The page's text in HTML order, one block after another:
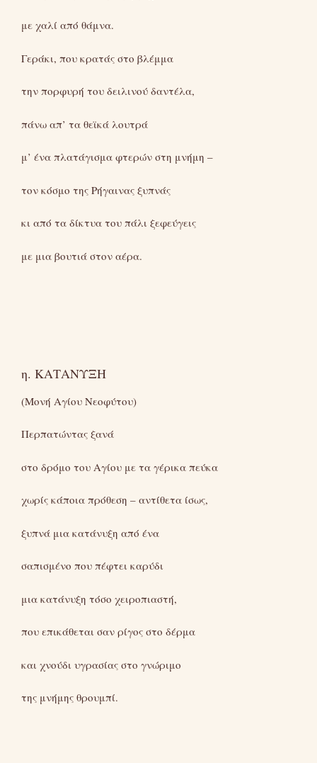
με χαλί από θάμνα.
Γεράκι, που κρατάς στο βλέμμα
την πορφυρή του δειλινού δαντέλα,
πάνω απ’ τα θεϊκά λουτρά
μ’ ένα πλατάγισμα φτερών στη μνήμη –
τον κόσμο της Ρήγαινας ξυπνάς
κι από τα δίκτυα του πάλι ξεφεύγεις
με μια βουτιά στον αέρα.
η. ΚΑΤΑΝΥΞΗ
(Μονή Αγίου Νεοφύτου)
Περπατώντας ξανά
στο δρόμο του Αγίου με τα γέρικα πεύκα
χωρίς κάποια πρόθεση – αντίθετα ίσως,
ξυπνά μια κατάνυξη από ένα
σαπισμένο που πέφτει καρύδι
μια κατάνυξη τόσο χειροπιαστή,
που επικάθεται σαν ρίγος στο δέρμα
και χνούδι υγρασίας στο γνώριμο
της μνήμης θρουμπί.